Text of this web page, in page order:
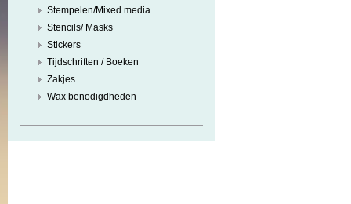
Stempelen/Mixed media
Stencils/ Masks
Stickers
Tijdschriften / Boeken
Zakjes
Wax benodigdheden